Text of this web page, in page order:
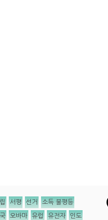
서평 선거 소득 불평등
오바마 유럽 유전자 인도